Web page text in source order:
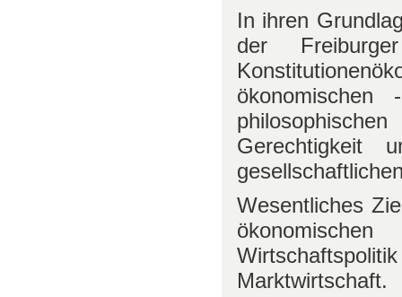
In ihren
der
Gerechtigkeit
Wesentliches
Marktwirtschaft.